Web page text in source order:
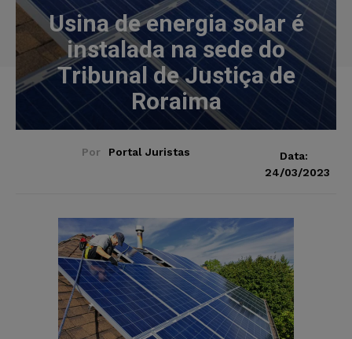
Usina de energia solar é
instalada na sede do
Tribunal de Justiça de
Roraima
Por Portal Juristas
Data:
24/03/2023